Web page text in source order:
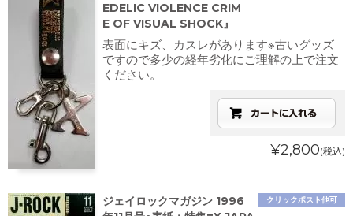
EDELIC VIOLENCE CRIM
E OF VISUAL SHOCK』
表面にキズ、カスレがあります※古いグッズ
ですので多少の経年劣化にご理解の上で注文
ください。
¥2,800(税込)
クリックポスト他可
ジェイロックマガジン 1996